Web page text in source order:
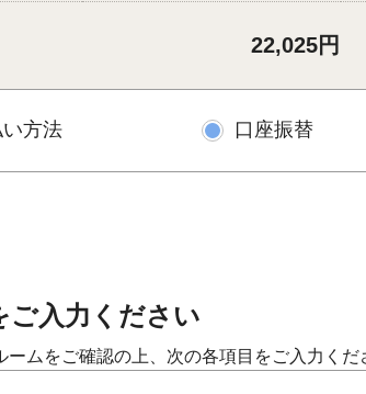
22,025円
方法 口座振替
ご入力ください
ームをご確認の上、次の各項目をご入力くだ